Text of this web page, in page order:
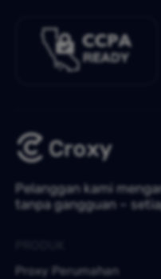
Pelanggan kami
tanpa gangguan –
Proxy Perumahan